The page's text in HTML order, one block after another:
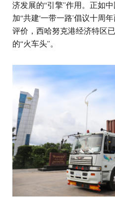
济发展的“引擎”作用。正如
加“共建‘一带一路’倡议十周
评价，西哈努克港经济特区
的“火车头”。